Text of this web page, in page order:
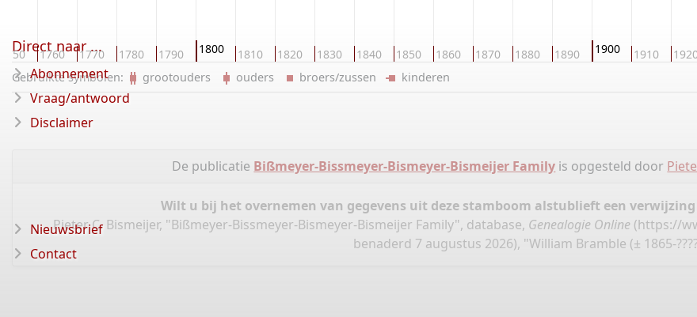
1750 1760 1770 1780 1790 1800 1810 1820 1830 1840 1850 1860 1870 1880 1890 1900 1910
Gebruikte symbolen: grootouders ouders broers/zussen kinderen
De publicatie Bißmeyer-Bissmeyer-Bismeyer-Bismeijer Family is opgesteld door
Wilt u bij het overnemen van gegevens uit deze stamboom alstublieft een
Pieter C. Bismeijer, "Bißmeyer-Bissmeyer-Bismeyer-Bismeijer Family", database, Genealogie Online (https://
benaderd 7 augustus 2026), "William Bramble (± 1865-
Direct naar ...
Abonnement
Vraag/antwoord
Disclaimer
Nieuwsbrief
Contact